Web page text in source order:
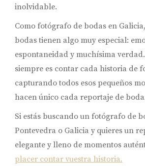
inolvidable.
Como fotógrafo de bodas en
bodas tienen algo muy especial:
espontaneidad y muchísima
siempre es contar cada historia de
capturando todos esos pequeños
hacen único cada reportaje de
Si estás buscando un fotógrafo de
Pontevedra o Galicia y quieres un
elegante y lleno de momentos
placer contar vuestra historia.